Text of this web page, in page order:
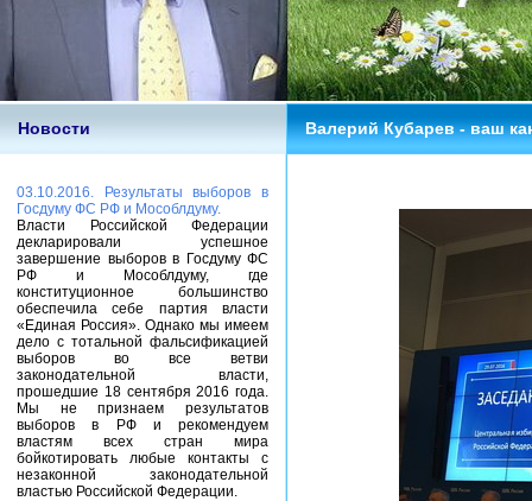
Новости Валерий Кубарев - ваш
03.10.2016. Результаты выборов в
Госдуму ФС РФ и Мособлдуму.
Власти Российской Федерации
декларировали успешное
завершение выборов в Госдуму ФС
РФ и Мособлдуму, где
конституционное большинство
обеспечила себе партия власти
«Единая Россия». Однако мы имеем
дело с тотальной фальсификацией
выборов во все ветви
законодательной власти,
прошедшие 18 сентября 2016 года.
Мы не признаем результатов
выборов в РФ и рекомендуем
властям всех стран мира
бойкотировать любые контакты с
незаконной законодательной
властью Российской Федерации.